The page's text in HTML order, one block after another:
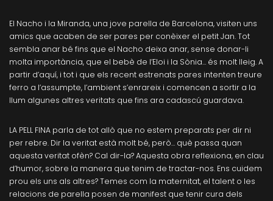
El Nacho i la Miranda, una jove parella de Barcelona, visiten uns
amics que acaben de ser pares per conèixer el petit Jan. Tot
sembla anar bé fins que el Nacho deixa anar, sense donar-li
molta importància, que el bebè de l’Eloi i la Sònia… és molt lleig. A
partir d’aquí, i tot i que els recent estrenats pares intenten treure
ferro a l’assumpte, l’ambient s’enrareix i comencen a sortir a la
llum algunes altres veritats que fins ara cadascú guardava.
LA PELL FINA parla de tot allò que no estem preparats per dir ni
per rebre. Dir la veritat està molt bé, però… què passa quan
aquesta veritat ofèn? Cal dir-la? Aquesta obra reflexiona, en clau
d’humor, sobre la manera que tenim de tractar-nos. Ens cuidem
prou els uns als altres? Temes com la maternitat, el talent o les
relacions de parella posen de manifest que tenir cura dels